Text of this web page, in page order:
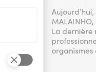
La dernière
organismes